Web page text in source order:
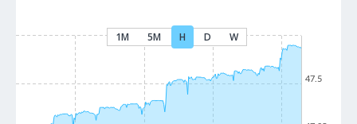
1M 5M H D W
47.5